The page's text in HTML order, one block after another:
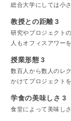
総合大学にしては小
教授との距離 3
研究やプロジェクト
人もオフィスアワー
授業形態 3
数百人から数人のレ
かけてプロジェクト
学食の美味しさ 3
食堂によって美味し